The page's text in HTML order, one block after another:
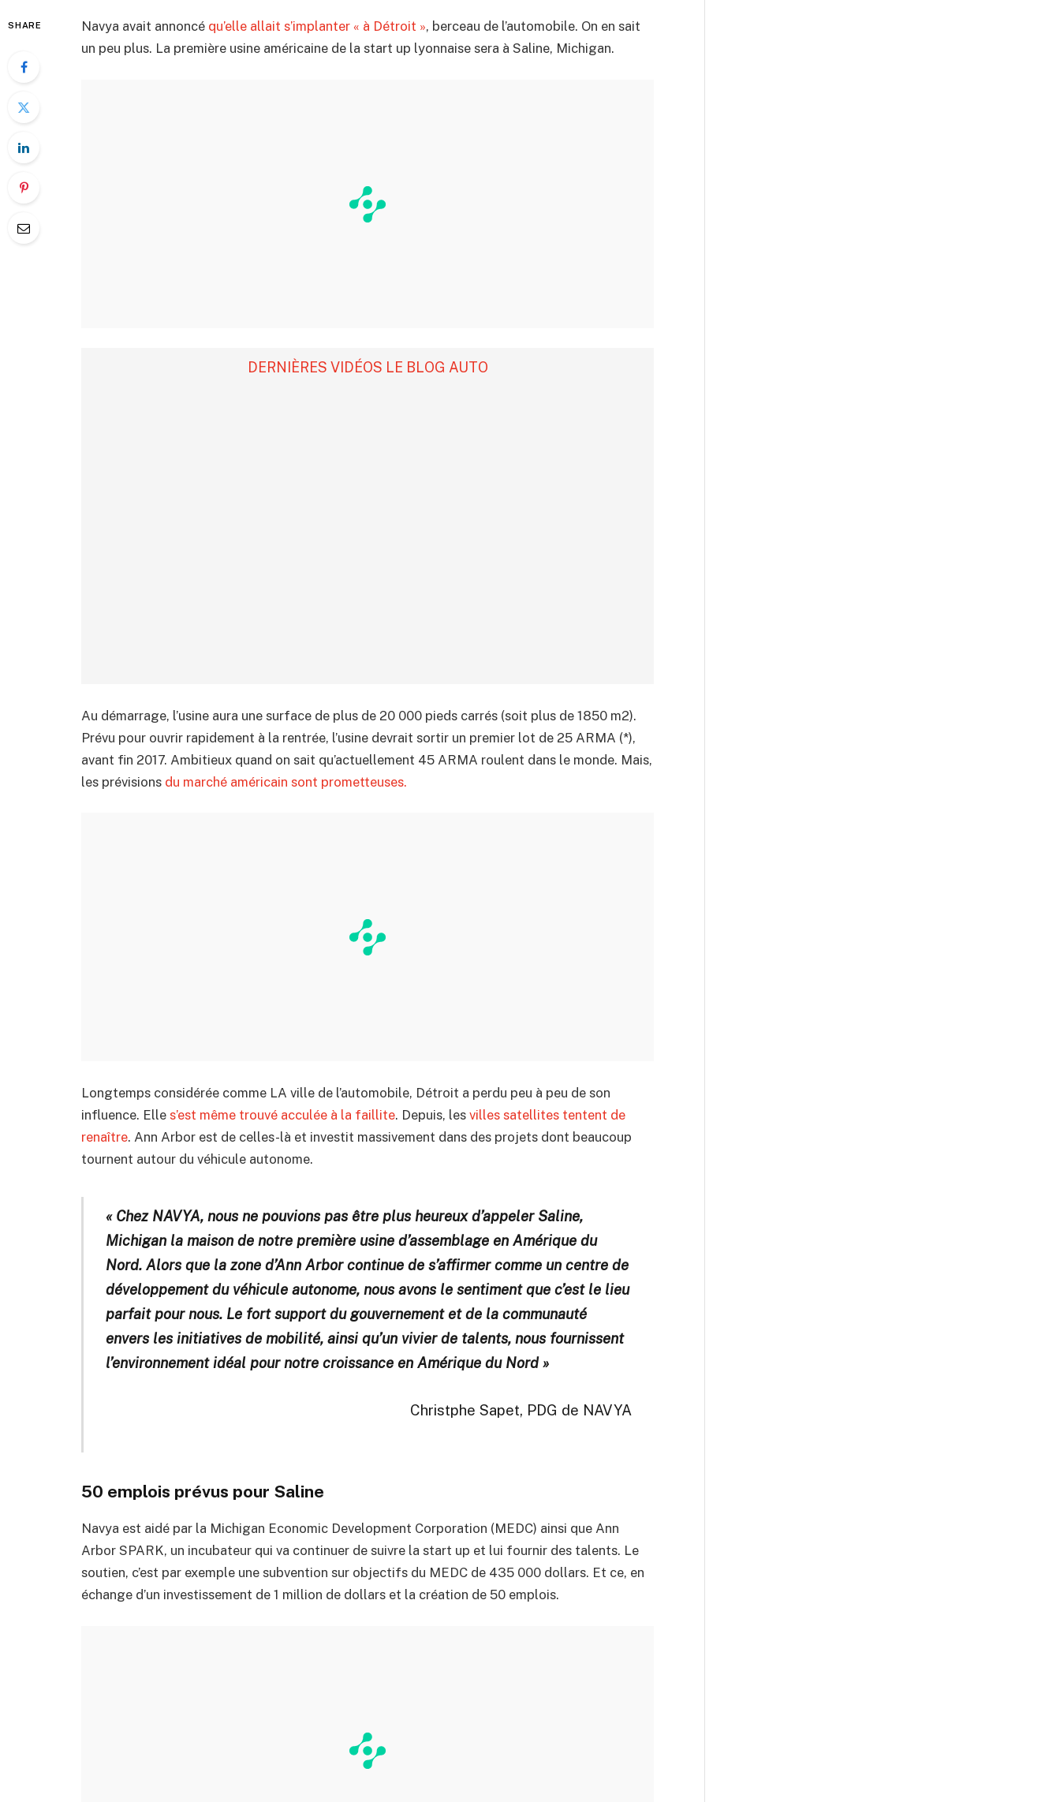
SHARE Navya avait annoncé qu’elle allait s’implanter « à Détroit », berceau de l’automobile. On en sait
un peu plus. La première usine américaine de la start up lyonnaise sera à Saline, Michigan.
DERNIÈRES VIDÉOS LE BLOG AUTO
Au démarrage, l’usine aura une surface de plus de 20 000 pieds carrés (soit plus de 1850 m2).
Prévu pour ouvrir rapidement à la rentrée, l’usine devrait sortir un premier lot de 25 ARMA (*),
avant fin 2017. Ambitieux quand on sait qu’actuellement 45 ARMA roulent dans le monde. Mais,
les prévisions du marché américain sont prometteuses.
Longtemps considérée comme LA ville de l’automobile, Détroit a perdu peu à peu de son
influence. Elle s’est même trouvé acculée à la faillite. Depuis, les villes satellites tentent de
renaître. Ann Arbor est de celles-là et investit massivement dans des projets dont beaucoup
tournent autour du véhicule autonome.
« Chez NAVYA, nous ne pouvions pas être plus heureux d’appeler Saline,
Michigan la maison de notre première usine d’assemblage en Amérique du
Nord. Alors que la zone d’Ann Arbor continue de s’affirmer comme un centre de
développement du véhicule autonome, nous avons le sentiment que c’est le lieu
parfait pour nous. Le fort support du gouvernement et de la communauté
envers les initiatives de mobilité, ainsi qu’un vivier de talents, nous fournissent
l’environnement idéal pour notre croissance en Amérique du Nord »
Christphe Sapet, PDG de NAVYA
50 emplois prévus pour Saline
Navya est aidé par la Michigan Economic Development Corporation (MEDC) ainsi que Ann
Arbor SPARK, un incubateur qui va continuer de suivre la start up et lui fournir des talents. Le
soutien, c’est par exemple une subvention sur objectifs du MEDC de 435 000 dollars. Et ce, en
échange d’un investissement de 1 million de dollars et la création de 50 emplois.